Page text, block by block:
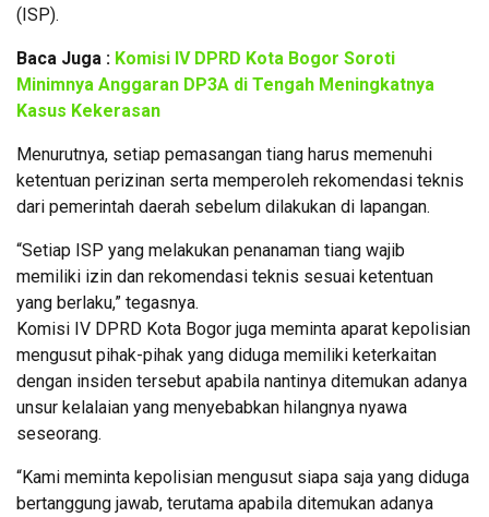
(ISP).
Baca Juga : Komisi IV DPRD Kota Bogor Soroti
Minimnya Anggaran DP3A di Tengah Meningkatnya
Kasus Kekerasan
Menurutnya, setiap pemasangan tiang harus memenuhi
ketentuan perizinan serta memperoleh rekomendasi teknis
dari pemerintah daerah sebelum dilakukan di lapangan.
“Setiap ISP yang melakukan penanaman tiang wajib
memiliki izin dan rekomendasi teknis sesuai ketentuan
yang berlaku,” tegasnya.
Komisi IV DPRD Kota Bogor juga meminta aparat kepolisian
mengusut pihak-pihak yang diduga memiliki keterkaitan
dengan insiden tersebut apabila nantinya ditemukan adanya
unsur kelalaian yang menyebabkan hilangnya nyawa
seseorang.
“Kami meminta kepolisian mengusut siapa saja yang diduga
bertanggung jawab, terutama apabila ditemukan adanya